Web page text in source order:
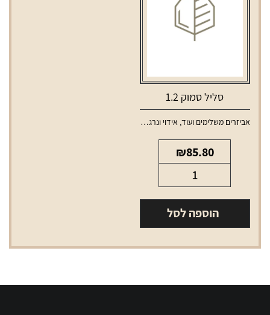
סליל סמוק 1.2
אביזרים משלימים ועוד, אידוי ונרגילות
₪85.80
של
סליל
סמוק
הוספה לסל